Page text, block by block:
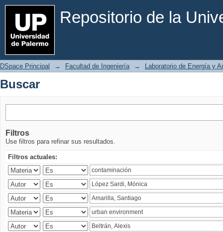
Repositorio de la
Buscar
DSpace Principal → Facultad de Ingeniería → Laboratorio de Energía y
Buscar
Filtros
Use filtros para refinar sus resultados.
Filtros actuales: